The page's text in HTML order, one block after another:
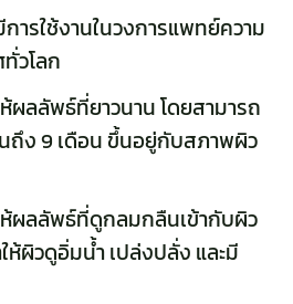
การใช้งานในวงการแพทย์ความ
วโลก
ผลลัพธ์ที่ยาวนาน โดยสามารถ
ถึง 9 เดือน ขึ้นอยู่กับสภาพผิว
ห้ผลลัพธ์ที่ดูกลมกลืนเข้ากับผิว
ห้ผิวดูอิ่มน้ำ เปล่งปลั่ง และมี